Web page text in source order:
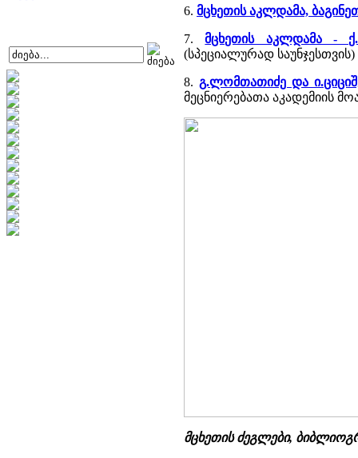
6. მცხეთის აკლდამა,
7.მცხეთის აკლდამა -
(სპეციალურად საუნჯესთვის)
8. გ.ლომთათიძე და
მეცნიერებათა აკადემიის
მცხეთის ძეგლები,